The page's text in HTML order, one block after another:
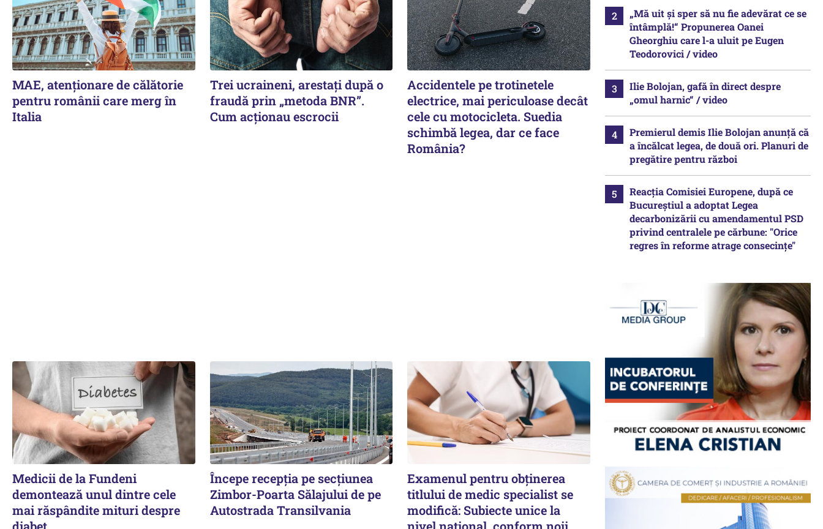
MAE, atenționare de călătorie
pentru românii care merg în
Italia
Trei ucraineni, arestați după o
fraudă prin „metoda BNR”.
Cum acționau escrocii
Accidentele pe trotinetele
electrice, mai periculoase decât
cele cu motocicleta. Suedia
schimbă legea, dar ce face
România?
Medicii de la Fundeni
demontează unul dintre cele
mai răspândite mituri despre
Începe recepţia pe secţiunea
Zimbor-Poarta Sălajului de pe
Autostrada Transilvania
Examenul pentru obținerea
titlului de medic specialist se
modifică: Subiecte unice la
„Mă uit și sper să nu fie adevărat ce se
întâmplă!“ Propunerea Oanei
Gheorghiu care l-a uluit pe Eugen
Teodorovici / video
Ilie Bolojan, gafă în direct despre
„omul harnic“ / video
Premierul demis Ilie Bolojan anunță că
a încălcat legea, de două ori. Planuri de
pregătire pentru război
Reacția Comisiei Europene, după ce
Bucureștiul a adoptat Legea
decarbonizării cu amendamentul PSD
privind centralele pe cărbune: "Orice
regres în reforme atrage consecințe"